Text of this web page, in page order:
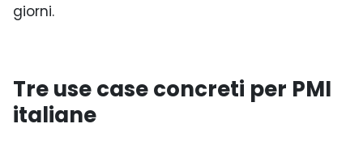
giorni.
Tre use case concreti per PMI
italiane